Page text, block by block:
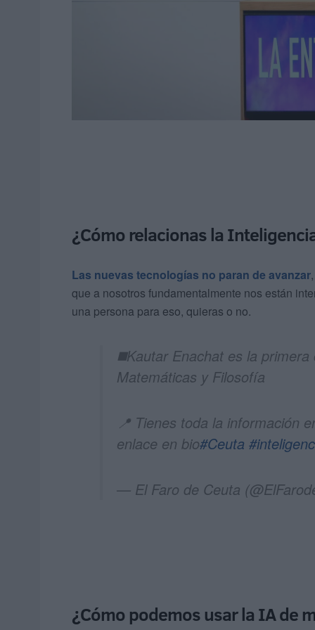
¿Cómo relacionas la
Las nuevas tecnologías no paran de avanzar
que a nosotros fundamentalmente nos están
una persona para eso, quieras o no.
◼️Kautar Enachat es la
Matemáticas y Filosofía
📍 Tienes toda la información
enlace en bio#Ceuta
— El Faro de Ceuta
¿Cómo podemos usar la IA de